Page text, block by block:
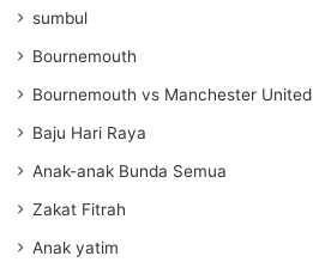
sumbul
Bournemouth
Bournemouth vs Manchester United
Baju Hari Raya
Anak-anak Bunda Semua
Zakat Fitrah
Anak yatim